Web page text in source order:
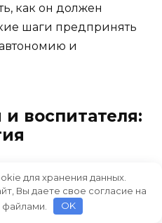
как он должен
шаги предпринять
и
и воспитателя:
системой.
и
для хранения данных.
Вы даете свое согласие на
файлами.
OK